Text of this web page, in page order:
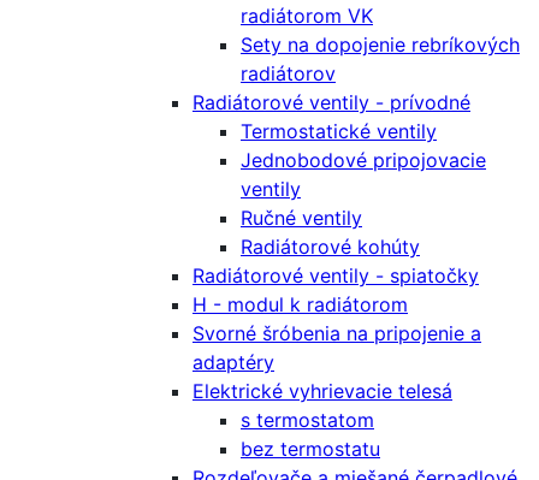
radiátorom VK
Sety na dopojenie rebríkových
radiátorov
Radiátorové ventily - prívodné
Termostatické ventily
Jednobodové pripojovacie
ventily
Ručné ventily
Radiátorové kohúty
Radiátorové ventily - spiatočky
H - modul k radiátorom
Svorné šróbenia na pripojenie a
adaptéry
Elektrické vyhrievacie telesá
s termostatom
bez termostatu